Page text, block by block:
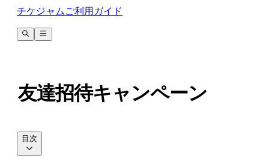
チケジャムご利用ガイド
友達招待キャンペーン
目次